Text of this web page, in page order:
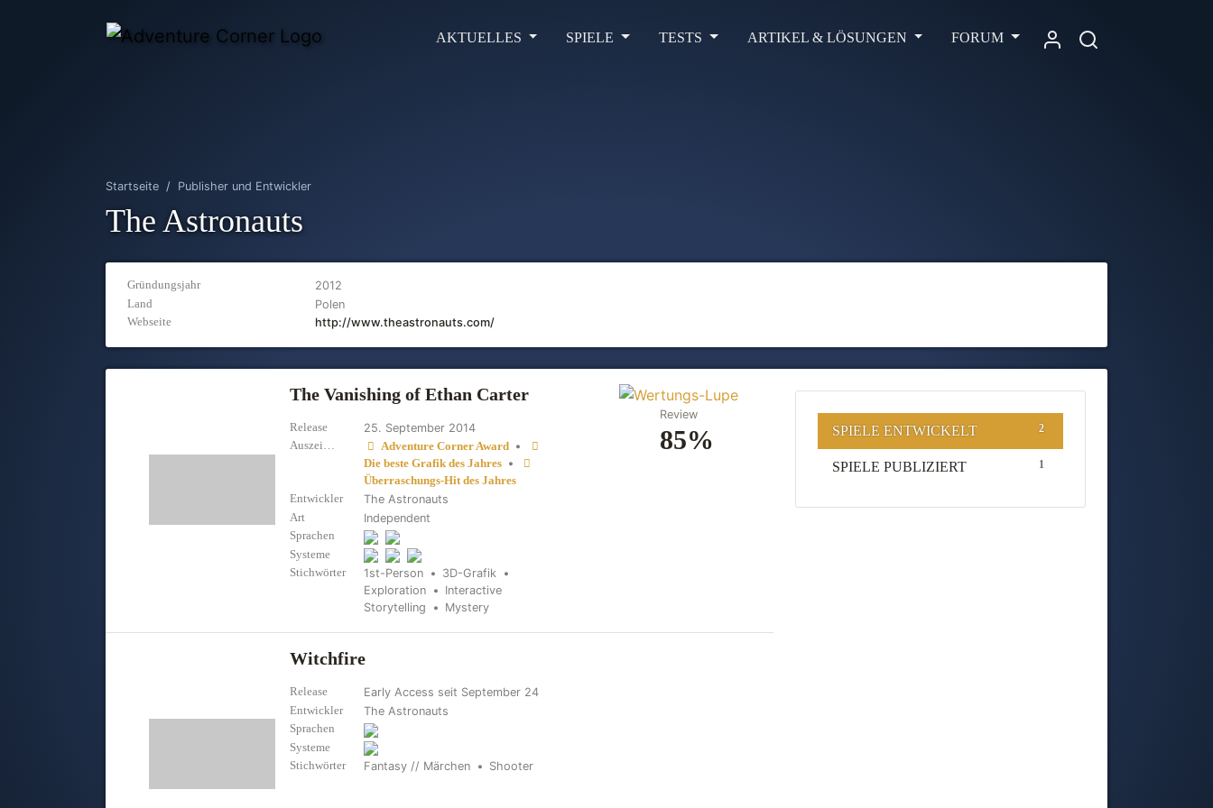
AKTUELLES SPIELE TESTS ARTIKEL & LÖSUNGEN FORUM
Startseite Publisher und Entwickler
The Astronauts
Gründungsjahr 2012
Land Polen
Webseite http://www.theastronauts.com/
The Vanishing of Ethan Carter
Release 25. September 2014
Auszeichnungen Adventure Corner Award •
Die beste Grafik des Jahres •
Überraschungs-Hit des Jahres
Entwickler
The Astronauts
Art Independent
Sprachen
Systeme
Stichwörter
1st-Person
3D-Grafik
Exploration
Interactive
Storytelling
Mystery
85%
Review
Witchfire
Release Early Access seit September 24
Entwickler The Astronauts
Sprachen
Systeme
Stichwörter
Fantasy // Märchen Shooter
SPIELE ENTWICKELT 2
SPIELE PUBLIZIERT 1